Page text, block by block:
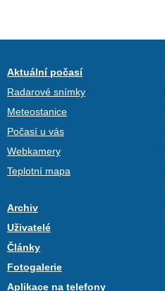
Aktuální počasí
Radarové snímky
Meteostanice
Počasí u vás
Webkamery
Teplotní mapa
Archiv
Uživatelé
Články
Fotogalerie
Aplikace na telefony